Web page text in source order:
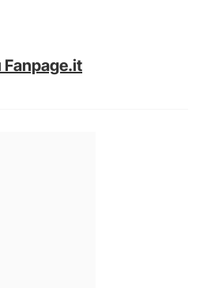
Fanpage.it